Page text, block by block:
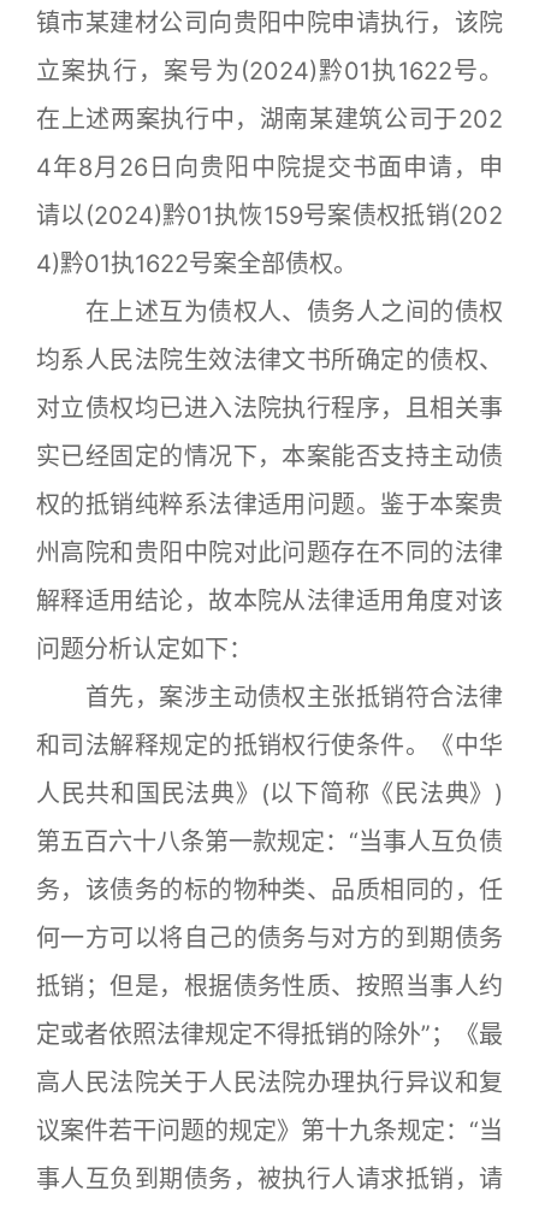
镇市某建材公司向贵阳中院申请执行，该院
立案执行，案号为(2024)黔01执1622号。
在上述两案执行中，湖南某建筑公司于202
4年8月26日向贵阳中院提交书面申请，申
请以(2024)黔01执恢159号案债权抵销(202
4)黔01执1622号案全部债权。
在上述互为债权人、债务人之间的债权
均系人民法院生效法律文书所确定的债权、
对立债权均已进入法院执行程序，且相关事
实已经固定的情况下，本案能否支持主动债
权的抵销纯粹系法律适用问题。鉴于本案贵
州高院和贵阳中院对此问题存在不同的法律
解释适用结论，故本院从法律适用角度对该
问题分析认定如下：
首先，案涉主动债权主张抵销符合法律
和司法解释规定的抵销权行使条件。《中华
人民共和国民法典》(以下简称《民法典》)
第五百六十八条第一款规定：“当事人互负债
务，该债务的标的物种类、品质相同的，任
何一方可以将自己的债务与对方的到期债务
抵销；但是，根据债务性质、按照当事人约
定或者依照法律规定不得抵销的除外”；《最
高人民法院关于人民法院办理执行异议和复
议案件若干问题的规定》第十九条规定：“当
事人互负到期债务，被执行人请求抵销，请